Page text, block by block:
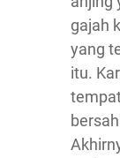
gajah
yang
itu.